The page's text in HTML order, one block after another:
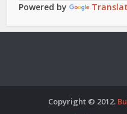
Powered by
Copyright © 2012.